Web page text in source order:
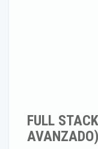
FULL
AVANZADO)